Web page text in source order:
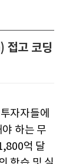
접고 코딩
자자들에
하는 무
억 달